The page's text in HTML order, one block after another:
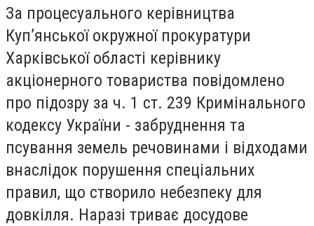
За процесуального керівництва
Куп’янської окружної прокуратури
Харківської області керівнику
акціонерного товариства повідомлено
про підозру за ч. 1 ст. 239 Кримінального
кодексу України - забруднення та
псування земель речовинами і відходами
внаслідок порушення спеціальних
правил, що створило небезпеку для
довкілля. Наразі триває досудове